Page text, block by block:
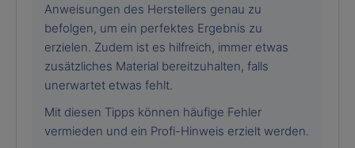
Anweisungen des Herstellers genau zu
befolgen, um ein perfektes Ergebnis zu
erzielen. Zudem ist es hilfreich, immer etwas
zusätzliches Material bereitzuhalten, falls
unerwartet etwas fehlt.
Mit diesen Tipps können häufige Fehler
vermieden und ein Profi-Hinweis erzielt werden.